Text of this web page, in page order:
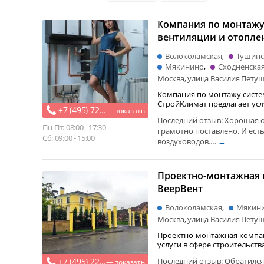
нефтегазовое оборудование
монтаж климатических
строительство дач и коттеджей
проектирование
вентиляционное и тепловое оборудование
сухая строительная смесь
окно очиститель воздуха
+7 (495) 72...— показать
Пн-Пт: 08:00 - 17:30
Сб: 09:00 - 15:00
Компания по
вентиляции и
Волоколамская
Мякинино
Сходненская
Москва, улица Василия
Компания по монтажу
СтройКлимат предлагает
Последний отзыв: Хорошая
грамотно поставлено. И
воздуховодов.… →
+7 (495) 22...— показать
Проектно-монтажная
ВеерВент
Волоколамская
Москва, улица Василия
Проектно-монтажная
Последний отзыв: